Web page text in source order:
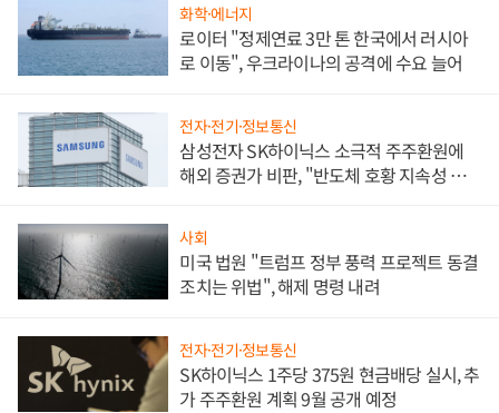
화학·에너지
로이터 "정제연료 3만 톤 한국에서 러시아
로 이동", 우크라이나의 공격에 수요 늘어
전자·전기·정보통신
삼성전자 SK하이닉스 소극적 주주환원에
해외 증권가 비판, "반도체 호황 지속성 의
사회
미국 법원 "트럼프 정부 풍력 프로젝트 동결
조치는 위법", 해제 명령 내려
전자·전기·정보통신
SK하이닉스 1주당 375원 현금배당 실시, 추
가 주주환원 계획 9월 공개 예정